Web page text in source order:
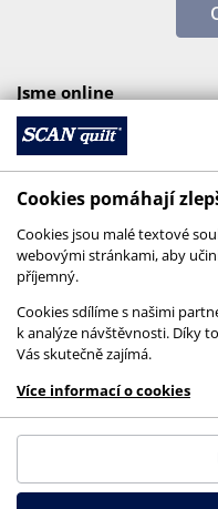
Jsme online
© 2026
This site is
GooglePrivacy
Cookies pomáhají
Cookies jsou malé textové
webovými stránkami, aby
příjemný.
Cookies sdílíme s našimi
k analýze návštěvnosti. Díky
Vás skutečně zajímá.
Více informací o cookies